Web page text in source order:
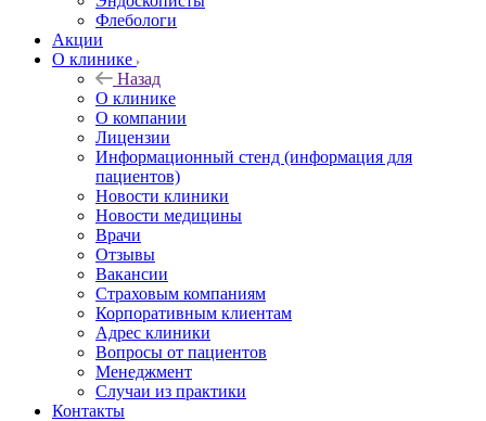
Флебологи
Акции
О клинике
Назад
О клинике
О компании
Лицензии
Информационный стенд (информация для
пациентов)
Новости клиники
Новости медицины
Врачи
Отзывы
Вакансии
Страховым компаниям
Корпоративным клиентам
Адрес клиники
Вопросы от пациентов
Менеджмент
Случаи из практики
Контакты